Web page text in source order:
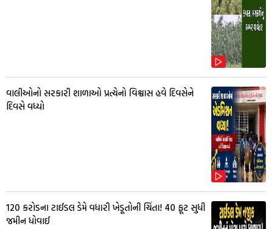
વાલીઓનો સરકારી શાળાઓ પ્રત્યેનો વિશ્વાસ હવે દિવસેને
દિવસે વધ્યો
₹120 કરોડના ટાઈડલ ડેમે વધારી ખેડૂતોની ચિંતા! 40 ફૂટ સુધી
જમીન ધોવાઈ